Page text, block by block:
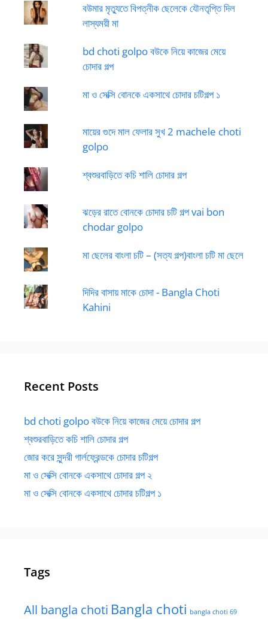
বউমার মৃত্যুতে বিপত্নীক ছেলেকে যৌনতৃপ্তি দিল
লাস্যময়ী মা
bd choti golpo বউকে নিয়ে কাজের মেয়ে
চোদার গল্প
মা ও সেক্সি বোনকে একসাথে চোদার চটিগল্প ১
মায়ের গুদে মাল ফেলার সুখ 2 machele choti
golpo
শ্বশুরবাড়িতে কচি শালি চোদার গল্প
ঝড়ের রাতে বোনকে চোদার চটি গল্প vai bon
chodar golpo
মা ছেলের বাংলা চটি – (সত্য গল্প)বাংলা চটি মা ছেলে
দিদির বাসায় মাকে চোদা - Bangla Choti
Kahini
Recent Posts
bd choti golpo বউকে নিয়ে কাজের মেয়ে চোদার গল্প
শ্বশুরবাড়িতে কচি শালি চোদার গল্প
জোর করে সুন্দরী গার্লফ্রেন্ডকে চোদার চটিগল্প
মা ও সেক্সি বোনকে একসাথে চোদার গল্প ২
মা ও সেক্সি বোনকে একসাথে চোদার চটিগল্প ১
Tags
All bangla choti Bangla choti bangla choti 69